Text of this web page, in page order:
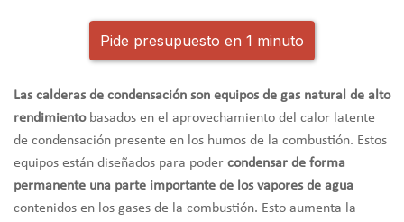
Pide presupuesto en 1 minuto
Las calderas de condensación son equipos de gas natural de alto
rendimientobasados en el aprovechamiento del calor latente
de condensación presente en los humos de la combustión. Estos
equipos están diseñados para poder condensar de forma
permanente una parte importante de los vapores de agua
contenidos en los gases de la combustión. Esto aumenta la